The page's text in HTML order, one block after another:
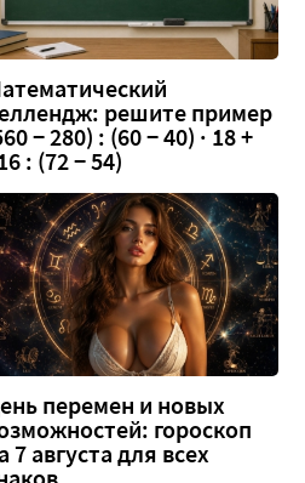
решите пример
− 280) : (60 − 40) · 18 +
: (72 − 54)
перемен и новых
гороскоп
7 августа для всех